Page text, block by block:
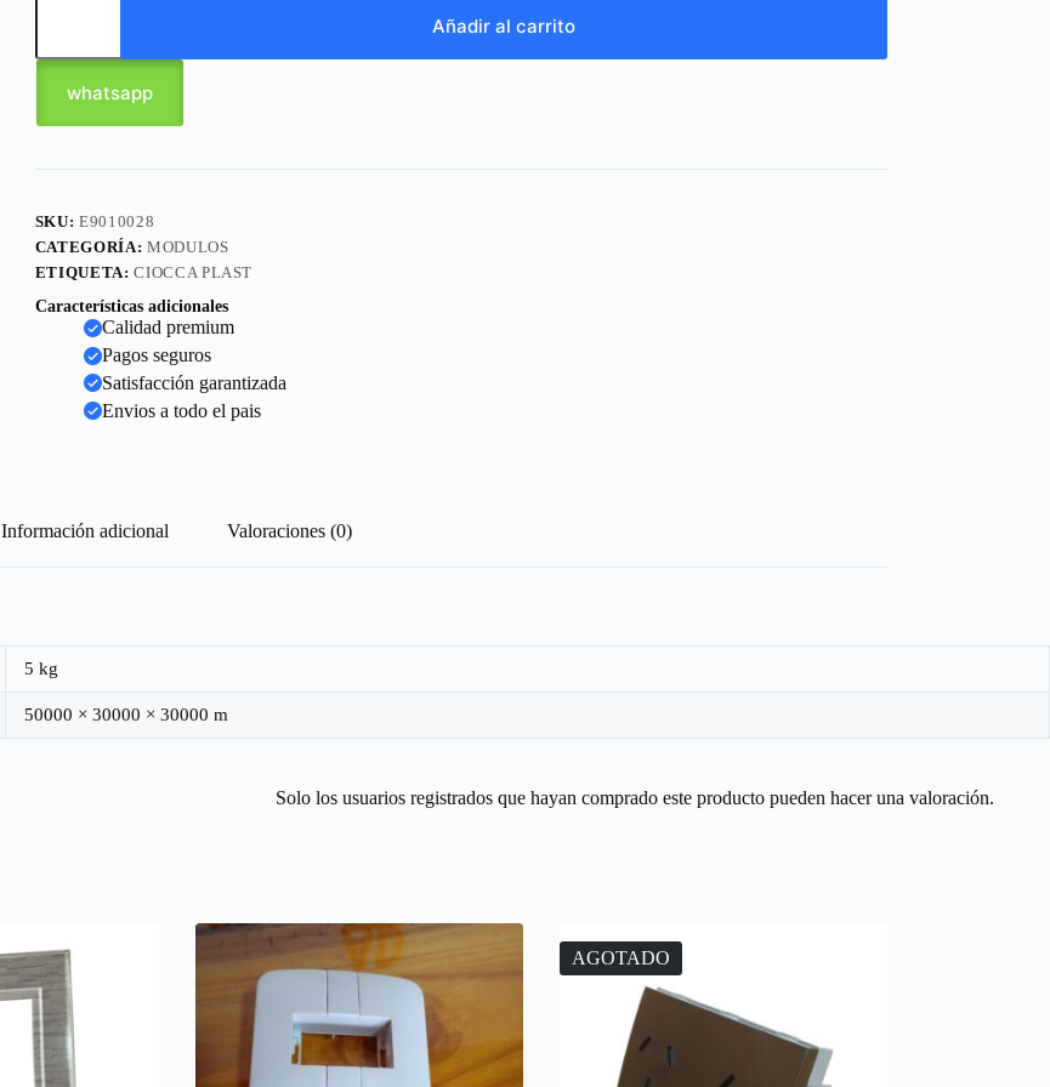
Añadir al carrito
whatsapp
SKU:E9010028
CATEGORÍA: MODULOS
ETIQUETA:CIOCCA PLAST
Características adicionales
Calidad premium
Pagos seguros
Satisfacción garantizada
Envios a todo el pais
Información adicional Valoraciones (0)
5 kg
50000 × 30000 × 30000 m
Solo los usuarios registrados que hayan comprado este producto pueden hacer una valoración.
AGOTADO